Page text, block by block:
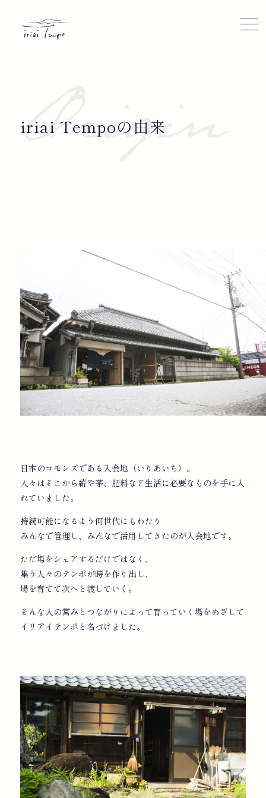
iriai Tempoの由来
日本のコモンズである入会地（いりあいち）。
人々はそこから薪や茅、肥料など生活に必要なものを手に入
れていました。
持続可能になるよう何世代にもわたり
みんなで管理し、みんなで活用してきたのが入会地です。
ただ場をシェアするだけではなく、
集う人々のテンポが時を作り出し、
場を育てて次へと渡していく。
そんな人の営みとつながりによって育っていく場をめざして
イリアイテンポと名づけました。